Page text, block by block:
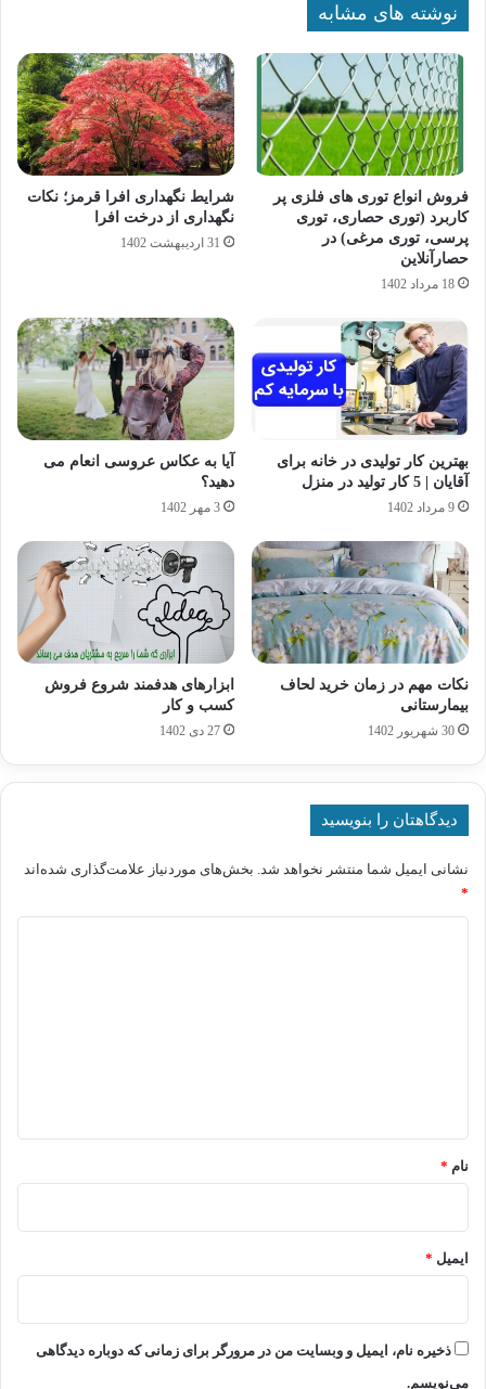
نوشته های مشابه
فروش انواع توری های فلزی پر
کاربرد (توری حصاری، توری
پرسی، توری مرغی) در
حصارآنلاین
18 مرداد 1402
شرایط نگهداری افرا قرمز؛ نکات
نگهداری از درخت افرا
31 اردیبهشت 1402
بهترین کار تولیدی در خانه برای
آقایان | 5 کار تولید در منزل
9 مرداد 1402
آیا به عکاس عروسی انعام می
دهید؟
3 مهر 1402
نکات مهم در زمان خرید لحاف
بیمارستانی
30 شهریور 1402
ابزارهای هدفمند شروع فروش
کسب و کار
27 دی 1402
دیدگاهتان را بنویسید
نشانی ایمیل شما منتشر نخواهد شد. بخش‌های موردنیاز علامت‌گذاری شده‌اند
*
نام *
ایمیل *
ذخیره نام، ایمیل و وبسایت من در مرورگر برای زمانی که دوباره دیدگاهی
می‌نویسم.